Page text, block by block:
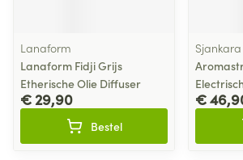
Lanaform
Lanaform Fidji Grijs
Etherische Olie Diffuser
€ 29,90
Bestel
Sjankara
Electrisch
€